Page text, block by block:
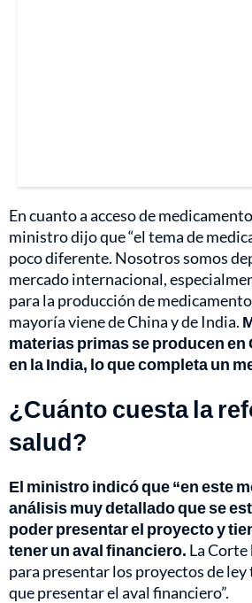
En cuanto a acceso de
ministro dijo que “el tema de
poco diferente. Nosotros somos
mercado internacional,
para la producción de
mayoría viene de China y de India.
materias primas se producen en
en la India, lo que completa un
¿Cuánto cuesta la
salud?
El ministro indicó que “en este
análisis muy detallado que se
poder presentar el proyecto y
tener un aval financiero. La
para presentar los proyectos de
que presentar el aval financiero”.